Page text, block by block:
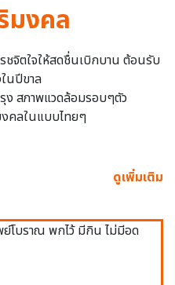
มงคล
จิตใจให้สดชื่นเบิกบาน ต้อนรับ
นปีขาล
ง สภาพแวดล้อมรอบๆตัว
คลในแบบไทยๆ
ดูเพิ่มเติม